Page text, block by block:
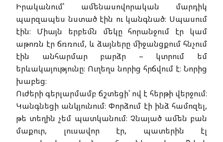
Իրականում՝ ամենասովորական մարդիկ
պարզապես նստած էին ու կանգնած։ Սպասում
էին։ Միայն երբեմն մեկը հորանջում էր կամ
աթոռն էր ճռռում, և ձայները միջանցքում հնչում
էին անհարմար բարձր – կտրում եմ
երևակայությունը։ Ուղեղս նորից հրճվում է։ Նորից
խաբեց։
Ուժերի գերլարմամբ ճշտեցի՝ ով է հերթի վերջում։
Կանգնեցի անկյունում։ Փորձում էի ինձ համոզել,
թե տեղին չեմ պատկանում։ Չնայած ամեն բան
մաքուր, լուսավոր էր, պատերին էլ